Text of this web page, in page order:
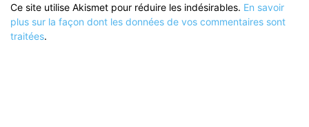
Ce site utilise Akismet pour réduire les indésirables. En savoir
plus sur la façon dont les données de vos commentaires sont
traitées.